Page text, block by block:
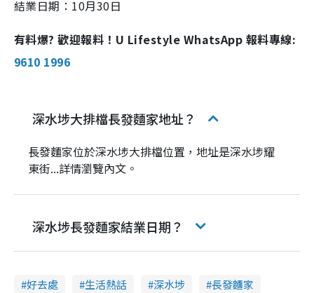
結業日期：10月30日
有料爆? 歡迎報料！U Lifestyle WhatsApp 報料專線:
9610 1996
深水埗大排檔長發麵家地址？
長發麵家位於深水埗大排檔位置，地址是深水埗耀
東街...詳情瀏覽內文。
深水埗長發麵家結業日期？
好去處 生活熱話 深水埗
長發麵家